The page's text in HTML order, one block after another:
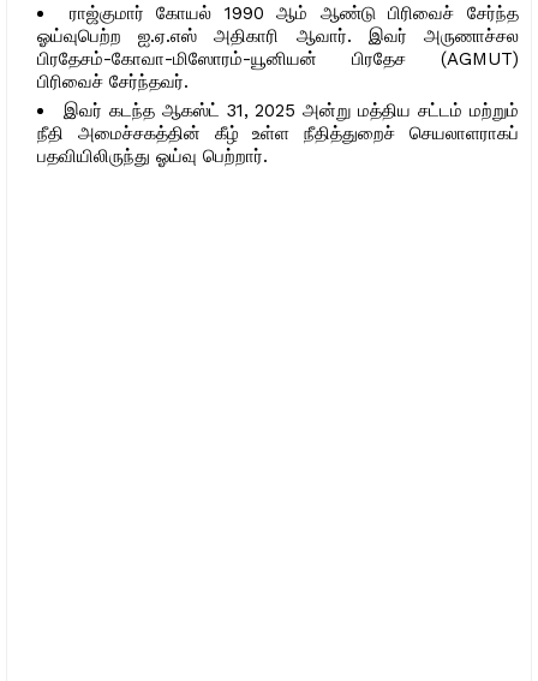
ராஜ்குமார் கோயல் 1990 ஆம் ஆண்டு பிரிவைச் சேர்ந்த
ஓய்வுபெற்ற ஐ.ஏ.எஸ் அதிகாரி ஆவார். இவர் அருணாச்சல
பிரதேசம்-கோவா-மிஸோரம்-யூனியன் பிரதேச (AGMUT)
பிரிவைச் சேர்ந்தவர்.
இவர் கடந்த ஆகஸ்ட் 31, 2025 அன்று மத்திய சட்டம் மற்றும்
நீதி அமைச்சகத்தின் கீழ் உள்ள நீதித்துறைச் செயலாளராகப்
பதவியிலிருந்து ஓய்வு பெற்றார்.